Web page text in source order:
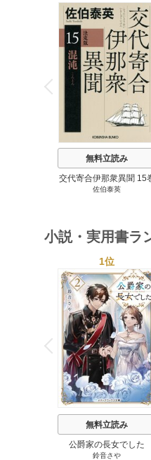
P
r
e
i
o
u
s
無料立読み
交代寄合伊那衆異聞 15
佐伯泰英
小説・実用書ラ
P
r
e
v
i
o
u
s
1位
無料立読み
公爵家の長女でした
鈴音さや